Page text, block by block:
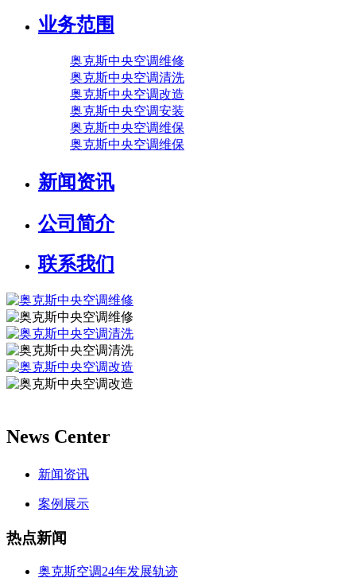
业务范围
奥克斯中央空调维修
奥克斯中央空调清洗
奥克斯中央空调改造
奥克斯中央空调安装
奥克斯中央空调维保
奥克斯中央空调维保
新闻资讯
公司简介
联系我们
News Center
新闻资讯
案例展示
热点新闻
奥克斯空调24年发展轨迹